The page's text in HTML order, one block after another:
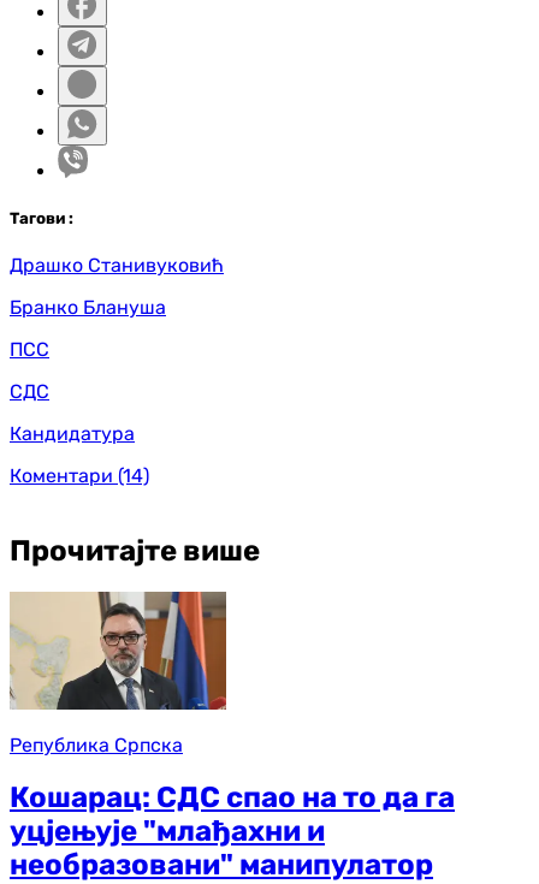
Тагови :
Драшко Станивуковић
Бранко Блануша
ПСС
СДС
Кандидатура
Коментари (14)
Прочитајте више
Република Српска
Кошарац: СДС спао на то да га
уцјењује "млађахни и
необразовани" манипулатор